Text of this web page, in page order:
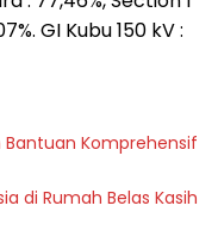
GI Kubu 150 kV :
Bantuan Komprehensif
di Rumah Belas Kasih